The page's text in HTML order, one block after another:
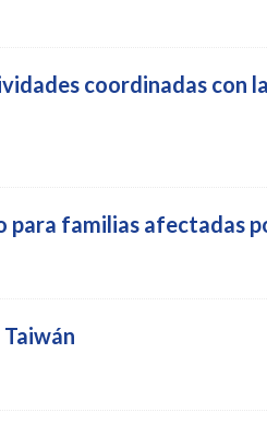
coordinadas con
para familias afectadas